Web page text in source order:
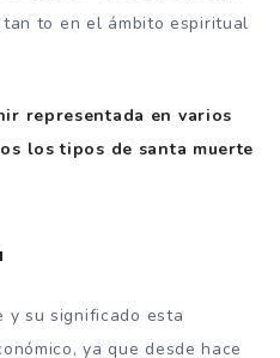
to en el ámbito espiritual
representada en varios
los tipos de santa muerte
y su significado esta
ya que desde hace